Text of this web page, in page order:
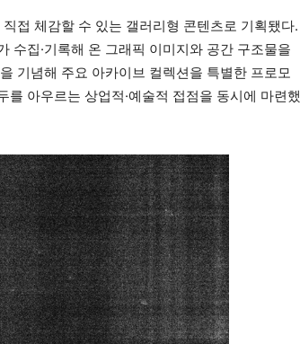
접 체감할 수 있는 갤러리형 콘텐츠로 기획됐다.
수집·기록해 온 그래픽 이미지와 공간 구조물을
기념해 주요 아카이브 컬렉션을 특별한 프로모
아우르는 상업적·예술적 접점을 동시에 마련했